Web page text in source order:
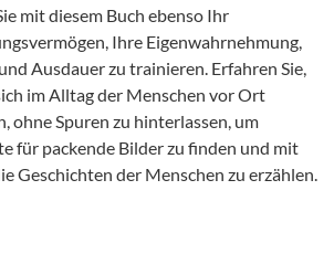
mit diesem Buch ebenso Ihr
Ihre Eigenwahrnehmung,
Ausdauer zu trainieren. Erfahren Sie,
im Alltag der Menschen vor Ort
ohne Spuren zu hinterlassen, um
für packende Bilder zu finden und mit
Geschichten der Menschen zu erzählen.